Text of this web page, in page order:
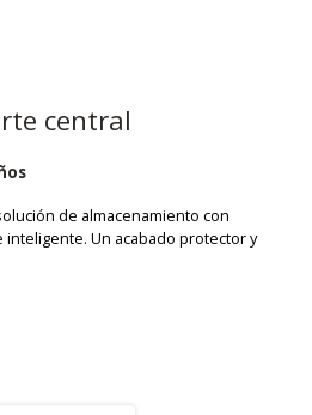
central
de almacenamiento con
Un acabado protector y